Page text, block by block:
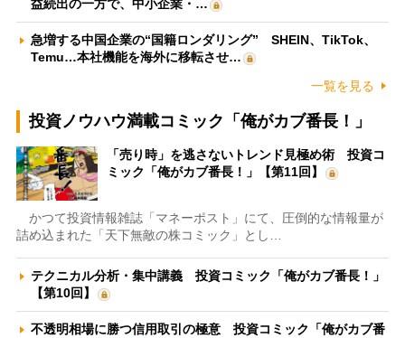
益続出の一方で、中小企業・…
急増する中国企業の“国籍ロンダリング” SHEIN、TikTok、
Temu…本社機能を海外に移転させ…
一覧を見る
投資ノウハウ満載コミック「俺がカブ番長！」
「売り時」を逃さないトレンド見極め術 投資コ
ミック「俺がカブ番長！」【第11回】
かつて投資情報雑誌「マネーポスト」にて、圧倒的な情報量が
詰め込まれた「天下無敵の株コミック」とし…
テクニカル分析・集中講義 投資コミック「俺がカブ番長！」
【第10回】
不透明相場に勝つ信用取引の極意 投資コミック「俺がカブ番